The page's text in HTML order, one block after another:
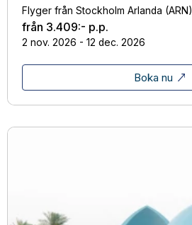
Flyger från Stockholm Arlanda (ARN)
från 3.409:- p.p.
2 nov. 2026 - 12 dec. 2026
Boka nu